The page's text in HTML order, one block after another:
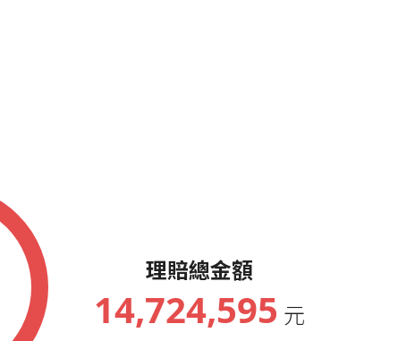
理賠總金額
14,724,595 元